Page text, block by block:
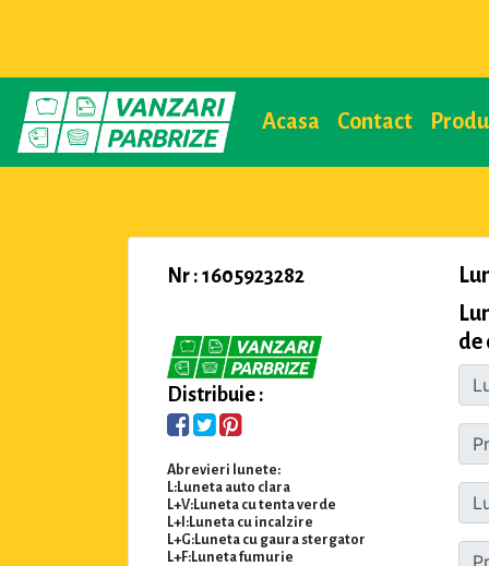
Acasa Contact
Nr : 1605923282
Distribuie :
Abrevieri lunete:
L:Luneta auto clara
L+V:Luneta cu tenta verde
L+I:Luneta cu incalzire
L+G:Luneta cu gaura stergator
L+F:Luneta fumurie
de